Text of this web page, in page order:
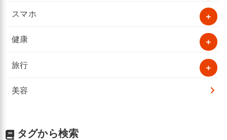
スマホ
健康
旅行
美容
タグから検索